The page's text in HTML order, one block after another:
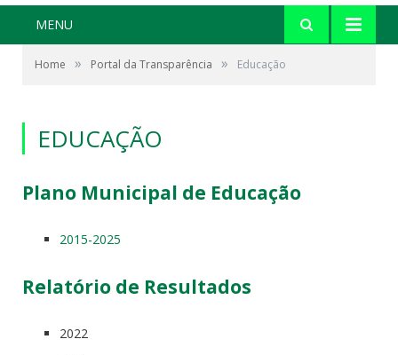
MENU
Home » Portal da Transparência » Educação
EDUCAÇÃO
Plano Municipal de Educação
2015-2025
Relatório de Resultados
2022